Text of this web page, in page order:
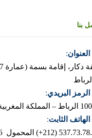
بنا
العنوان:
الرمز البريدي:
المغربية
الهاتف الثابت:
537.73.78.85
المحمول 666.47.73.56 (212+)